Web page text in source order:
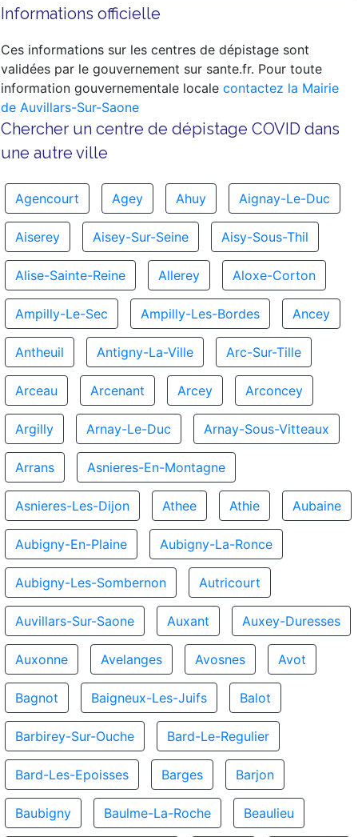
Informations officielle
Ces informations sur les centres de dépistage sont
validées par le gouvernement sur sante.fr. Pour toute
information gouvernementale locale contactez la Mairie
de Auvillars-Sur-Saone
Chercher un centre de dépistage COVID dans
une autre ville
Agencourt Agey Ahuy Aignay-Le-Duc
Aiserey Aisey-Sur-Seine Aisy-Sous-Thil
Alise-Sainte-Reine Allerey Aloxe-Corton
Ampilly-Le-Sec Ampilly-Les-Bordes Ancey
Antheuil Antigny-La-Ville Arc-Sur-Tille
Arceau Arcenant Arcey Arconcey
Argilly Arnay-Le-Duc Arnay-Sous-Vitteaux
Arrans Asnieres-En-Montagne
Asnieres-Les-Dijon Athee Athie Aubaine
Aubigny-En-Plaine Aubigny-La-Ronce
Aubigny-Les-Sombernon Autricourt
Auvillars-Sur-Saone Auxant Auxey-Duresses
Auxonne Avelanges Avosnes Avot
Bagnot Baigneux-Les-Juifs Balot
Barbirey-Sur-Ouche Bard-Le-Regulier
Bard-Les-Epoisses Barges Barjon
Baubigny Baulme-La-Roche Beaulieu